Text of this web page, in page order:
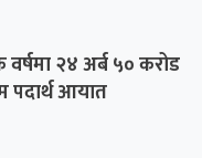
वर्षमा २४ अर्ब ५० करोड
पदार्थ आयात